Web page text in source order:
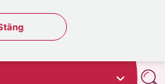
regionsväljaren